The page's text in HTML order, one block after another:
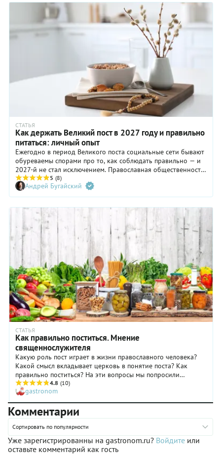
СТАТЬЯ
Как держать Великий пост в 2027 году и правильно
питаться: личный опыт
Ежегодно в период Великого поста социальные сети бывают
обуреваемы спорами про то, как соблюдать правильно — и
2027-й не стал исключением. Православная общественность
тоже довольно насыщенно дискутирует на эту тему. Не
претендуя на истину ни в какой инстанции, хочу поделиться
своим опытом, накопившимся за годы
практики «постования».
5 (8)
Андрей Бугайский
СТАТЬЯ
Как правильно поститься. Мнение
священнослужителя
Какую роль пост играет в жизни православного человека?
Какой смысл вкладывает церковь в понятие поста? Как
правильно поститься? На эти вопросы мы попросили
ответить священника храма иконы Божьей Матери
Живоносный источник в Царицыне Михаила Потокина.
4.8 (10)
gastronom
Комментарии
Сортировать по популярности
Уже зарегистрированны на gastronom.ru? Войдите или
оставьте комментарий как гость